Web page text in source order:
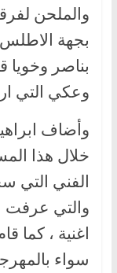
والملحن
بجهة
بناصر
وعكي التي
وأضاف
خلال هذا
الفني التي
اغنية ، كما
سواء